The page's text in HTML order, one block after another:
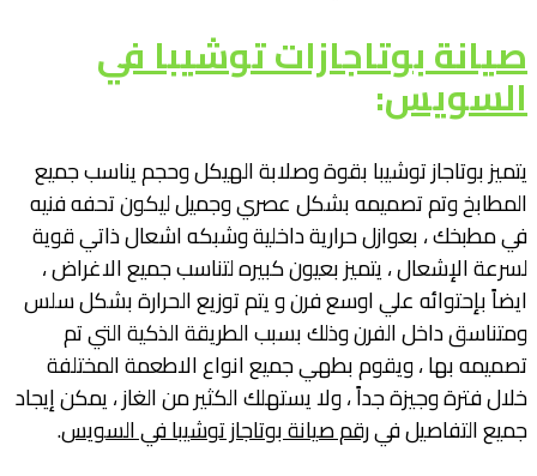
صيانة بوتاجازات توشيبا في
السويس:
يتميز بوتاجاز توشيبا بقوة وصلابة الهيكل وحجم يناسب جميع
المطابخ وتم تصميمه بشكل عصري وجميل ليكون تحفه فنيه
في مطبخك ، بعوازل حرارية داخلية وشبكه اشعال ذاتي قوية
لسرعة الإشعال ، يتميز بعيون كبيره لتناسب جميع الاغراض ،
ايضاً بإحتوائه علي اوسع فرن و يتم توزيع الحرارة بشكل سلس
ومتناسق داخل الفرن وذلك بسبب الطريقة الذكية التي تم
تصميمه بها ، ويقوم بطهي جميع انواع الاطعمة المختلفة
خلال فترة وجيزة جداً ، ولا يستهلك الكثير من الغاز ، يمكن إيجاد
جميع التفاصيل فيرقم صيانة بوتاجاز توشيبا في السويس.